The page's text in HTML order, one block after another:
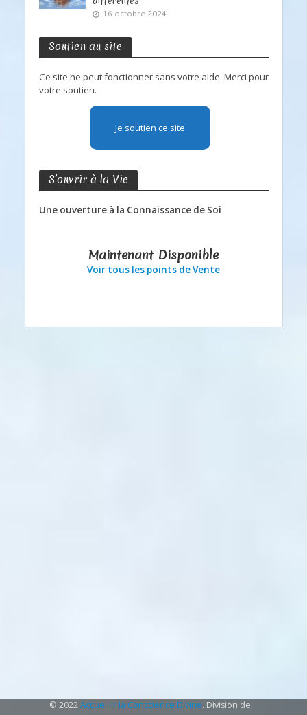
16 octobre 2024
Soutien au site
Ce site ne peut fonctionner sans votre aide. Merci pour
votre soutien.
Je soutien ce site
S’ouvrir à la Vie
Une ouverture à la Connaissance de Soi
Maintenant Disponible
Voir tous les points de Vente
© 2022Accueillir la Conscience Divine. Division de